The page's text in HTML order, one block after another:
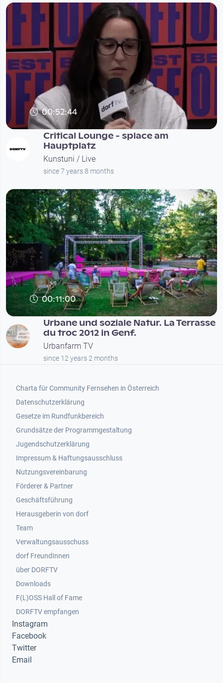
00:52:44
Critical Lounge - splace am
Hauptplatz
Kunstuni / Live
since 7 years 8 months
00:11:00
Urbane und soziale Natur. La Terrasse
du troc 2012 in Genf.
Urbanfarm TV
since 12 years 2 months
Footer 1
Charta für Community Fernsehen in Österreich
Datenschutzerklärung
Gesetze im Rundfunkbereich
Grundsätze der Programmgestaltung
Jugendschutzerklärung
Impressum & Haftungsausschluss
Nutzungsvereinbarung
Footer 2
Förderer & Partner
Geschäftsführung
Herausgeberin von dorf
Team
Verwaltungsausschuss
dorf FreundInnen
Footer 3
über DORFTV
Downloads
F(L)OSS Hall of Fame
Footer 4
DORFTV empfangen
Instagram
Facebook
Twitter
Email